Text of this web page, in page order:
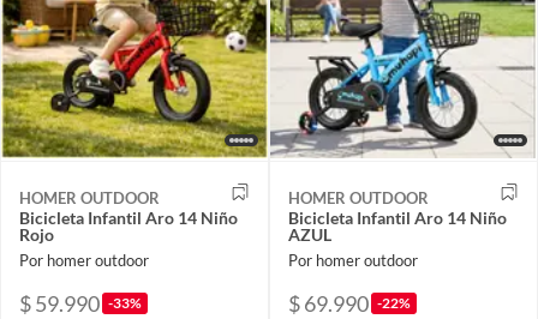
HOMER OUTDOOR
Bicicleta Infantil Aro 14 Niño
Rojo
Por homer outdoor
$ 59.990 -33%
HOMER OUTDOOR
Bicicleta Infantil Aro 14 Niño
AZUL
Por homer outdoor
$ 69.990 -22%